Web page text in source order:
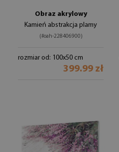
Obraz akrylowy
Kamień abstrakcja plamy
(#oah-228406900)
rozmiar od: 100x50 cm
399.99 zł